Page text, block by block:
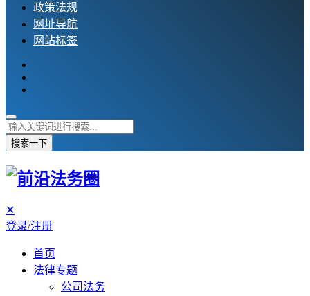
政策法规
网址导航
网站标签
搜索一下
✕
登录/注册
首页
法律专题
公司法务